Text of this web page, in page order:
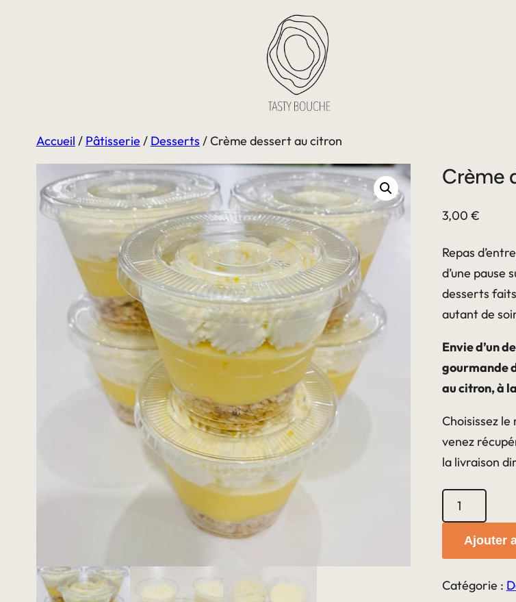
Accueil / Pâtisserie / Desserts / Crème dessert au citron
Crème
3,00 €
Repas
d’une pause
desserts
autant de
Envie d’un
gourmande
au citron, à
Choisissez
venez
la livraison
quantité
de
Crème
dessert
au
Ajouter
Catégorie :